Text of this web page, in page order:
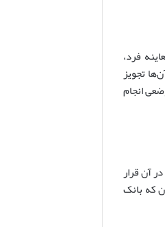
فرد،
تجویز
انجام
آن قرار
که بانک